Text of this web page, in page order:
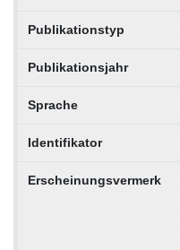
Publikationstyp
Publikationsjahr
Sprache
Identifikator
Erscheinungsvermerk